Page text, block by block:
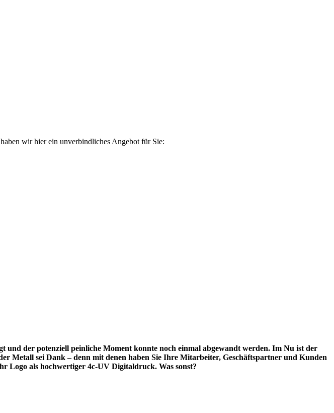
wir hier ein unverbindliches Angebot für Sie:
der potenziell peinliche Moment konnte noch einmal abgewandt werden. Im Nu ist der
Metall sei Dank – denn mit denen haben Sie Ihre Mitarbeiter, Geschäftspartner und Kunden
Logo als hochwertiger 4c-UV Digitaldruck. Was sonst?